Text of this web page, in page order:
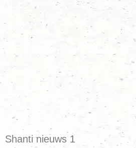
Shanti nieuws 1